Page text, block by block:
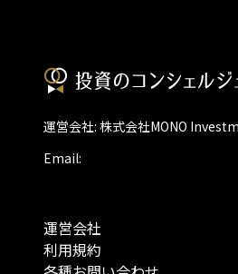
運営会社: 株式会社MONO
Email:
運営会社
利用規約